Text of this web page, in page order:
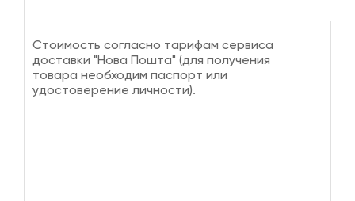
Стоимость согласно тарифам сервиса
доставки "Нова Пошта" (для получения
товара необходим паспорт или
удостоверение личности).